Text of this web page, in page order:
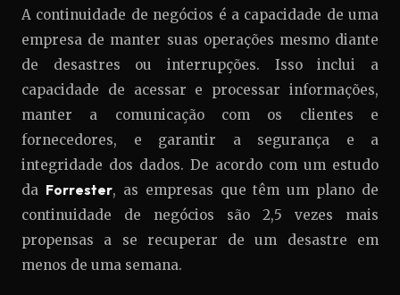
A continuidade de negócios é a capacidade de uma
empresa de manter suas operações mesmo diante
de desastres ou interrupções. Isso inclui a
capacidade de acessar e processar informações,
manter a comunicação com os clientes e
fornecedores, e garantir a segurança e a
integridade dos dados. De acordo com um estudo
da Forrester, as empresas que têm um plano de
continuidade de negócios são 2,5 vezes mais
propensas a se recuperar de um desastre em
menos de uma semana.